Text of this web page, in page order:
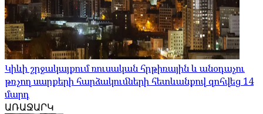
Կիևի շրջակայքում ռուսական հրթիռային և անօդաչու
թռչող սարքերի հարձակումների հետևանքով զոհվեց 14
մարդ
ԱՌԱՋԱՐԿ